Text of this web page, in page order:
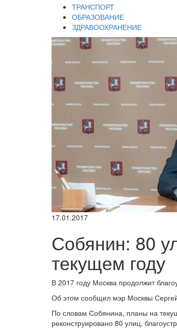
ТРАНСПОРТ
ОБРАЗОВАНИЕ
ЗДРАВООХРАНЕНИЕ
17.01.2017
Собянин: 80
текущем году
В 2017 году Москва продолжит
Об этом сообщил мэр Москвы
По словам Собянина, планы на
реконструировано 80 улиц,